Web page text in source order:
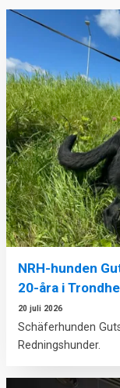
NRH-hunden
20-åra i
20 juli 2026
Schäferhunden
Redningshunder.